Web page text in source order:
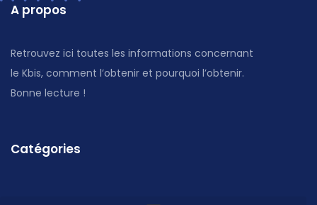
A propos
Retrouvez ici toutes les informations concernant
le Kbis, comment l’obtenir et pourquoi l’obtenir.
Bonne lecture !
Catégories